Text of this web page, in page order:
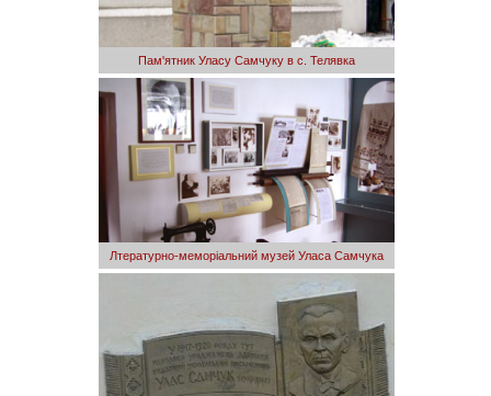
Пам'ятник Уласу Самчуку в с. Телявка
Лтературно-меморіальний музей Уласа Самчука